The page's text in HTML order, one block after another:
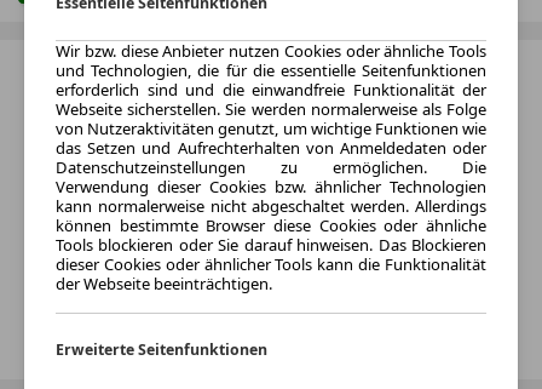
Wir bzw. diese Anbieter nutzen Cookies oder ähnliche Tools
und Technologien, die für die essentielle Seitenfunktionen
erforderlich sind und die einwandfreie Funktionalität der
Webseite sicherstellen. Sie werden normalerweise als Folge
von Nutzeraktivitäten genutzt, um wichtige Funktionen wie
das Setzen und Aufrechterhalten von Anmeldedaten oder
Datenschutzeinstellungen zu ermöglichen. Die
Verwendung dieser Cookies bzw. ähnlicher Technologien
kann normalerweise nicht abgeschaltet werden. Allerdings
können bestimmte Browser diese Cookies oder ähnliche
Tools blockieren oder Sie darauf hinweisen. Das Blockieren
dieser Cookies oder ähnlicher Tools kann die Funktionalität
der Webseite beeinträchtigen.
Erweiterte Seitenfunktionen